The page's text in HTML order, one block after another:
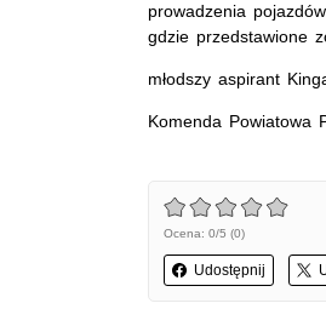
prowadzenia
gdzie przedstawione
młodszy aspirant
Komenda Powiatowa
Ocena: 0/5 (0)
Udostępnij